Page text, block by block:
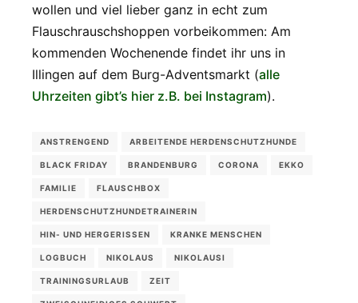
wollen und viel lieber ganz in echt zum
Flauschrauschshoppen vorbeikommen: Am
kommenden Wochenende findet ihr uns in
Illingen auf dem Burg-Adventsmarkt (alle
Uhrzeiten gibt’s hier z.B. bei Instagram).
ANSTRENGEND ARBEITENDE HERDENSCHUTZHUNDE
BLACK FRIDAY BRANDENBURG CORONA EKKO
FAMILIE FLAUSCHBOX
HERDENSCHUTZHUNDETRAINERIN
HIN- UND HERGERISSEN KRANKE MENSCHEN
LOGBUCH NIKOLAUS NIKOLAUSI
TRAININGSURLAUB ZEIT